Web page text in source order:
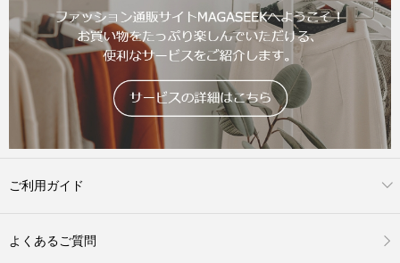
ご利用ガイド
よくあるご質問